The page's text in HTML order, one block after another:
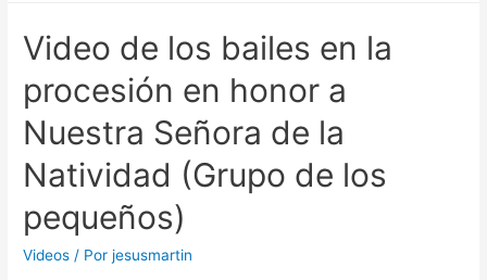
Video de los bailes en la
procesión en honor a
Nuestra Señora de la
Natividad (Grupo de los
pequeños)
Videos / Porjesusmartin